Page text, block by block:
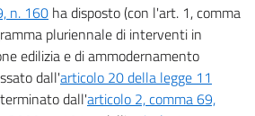
n. 160 ha disposto (con l'art. 1, comma
pluriennale di interventi in
edilizia e di ammodernamento
dall'articolo 20 della legge 11
dall'articolo 2, comma 69,